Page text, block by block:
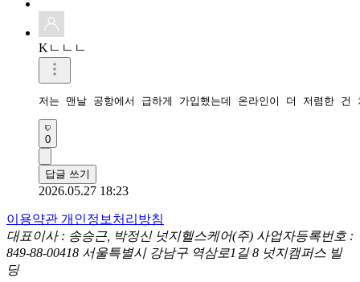
Kㄴㄴㄴ
저는 맨날 공항에서 급하게 가입했는데 온라인이 더 저렴한 건
0
답글 쓰기
2026.05.27 18:23
이용약관 개인정보처리방침
대표이사 : 송승근, 박정신 넛지헬스케어(주) 사업자등록번호 :
849-88-00418 서울특별시 강남구 역삼로1길 8 넛지캠퍼스 빌
딩